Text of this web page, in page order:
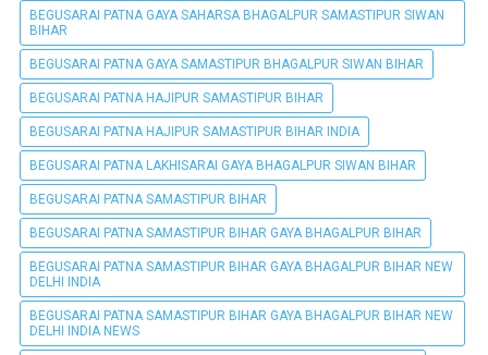
BEGUSARAI PATNA GAYA SAHARSA BHAGALPUR SAMASTIPUR SIWAN
BIHAR
BEGUSARAI PATNA GAYA SAMASTIPUR BHAGALPUR SIWAN BIHAR
BEGUSARAI PATNA HAJIPUR SAMASTIPUR BIHAR
BEGUSARAI PATNA HAJIPUR SAMASTIPUR BIHAR INDIA
BEGUSARAI PATNA LAKHISARAI GAYA BHAGALPUR SIWAN BIHAR
BEGUSARAI PATNA SAMASTIPUR BIHAR
BEGUSARAI PATNA SAMASTIPUR BIHAR GAYA BHAGALPUR BIHAR
BEGUSARAI PATNA SAMASTIPUR BIHAR GAYA BHAGALPUR BIHAR NEW
DELHI INDIA
BEGUSARAI PATNA SAMASTIPUR BIHAR GAYA BHAGALPUR BIHAR NEW
DELHI INDIA NEWS